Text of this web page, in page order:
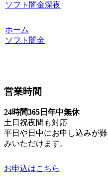
ソフト闇金深夜
ホーム
ソフト闇金
営業時間
24時間365日年中無休
土日祝夜間も対応
平日や日中にお申し込みが
みいただけます。
お申込はこちら